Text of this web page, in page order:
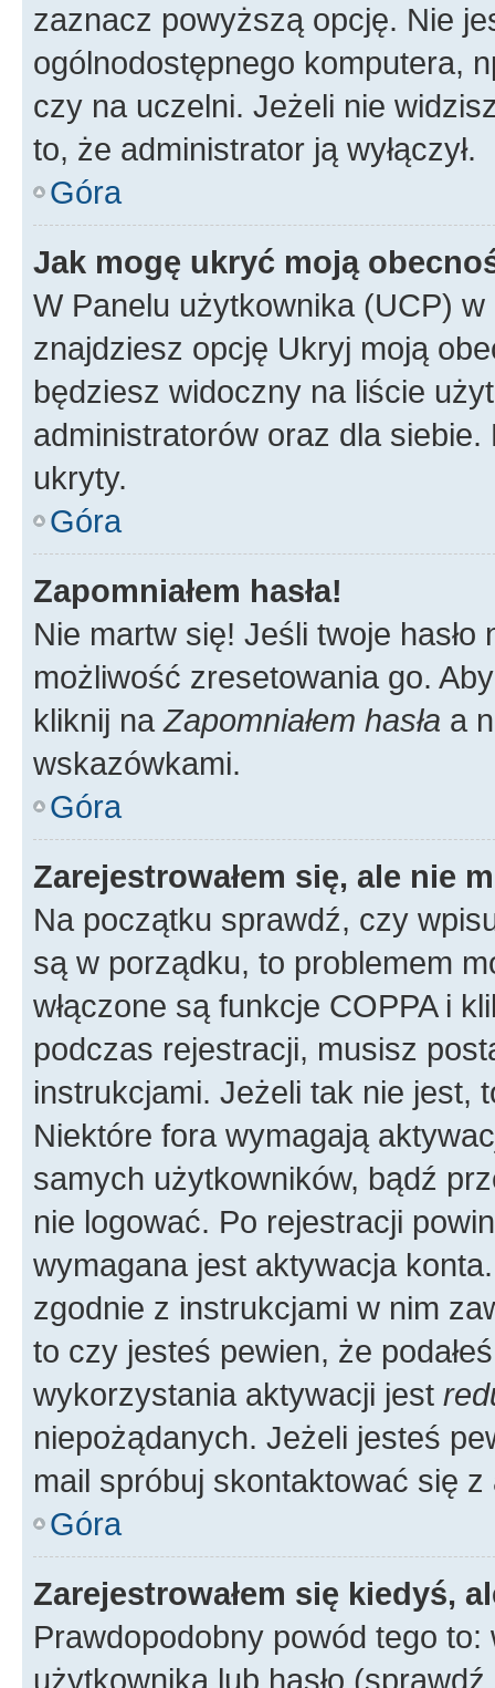
zaznacz powyższą opcję. Nie
ogólnodostępnego komputera,
czy na uczelni. Jeżeli nie
to, że administrator ją wyłączył.
Góra
Jak mogę ukryć moją
W Panelu użytkownika (UCP) w
znajdziesz opcję Ukryj moją
będziesz widoczny na liście
administratorów oraz dla
ukryty.
Góra
Zapomniałem hasła!
Nie martw się! Jeśli twoje
możliwość zresetowania go.
kliknij naZapomniałem hasła a
wskazówkami.
Góra
Zarejestrowałem się, ale nie
Na początku sprawdź, czy
są w porządku, to problemem
włączone są funkcje COPPA i
podczas rejestracji, musisz
instrukcjami. Jeżeli tak nie jest,
Niektóre fora wymagają
samych użytkowników, bądź
nie logować. Po rejestracji
wymagana jest aktywacja
zgodnie z instrukcjami w nim
to czy jesteś pewien, że
wykorzystania aktywacji jest
niepożądanych. Jeżeli jesteś
mail spróbuj skontaktować się
Góra
Zarejestrowałem się kiedyś,
Prawdopodobny powód tego to:
użytkownika lub hasło